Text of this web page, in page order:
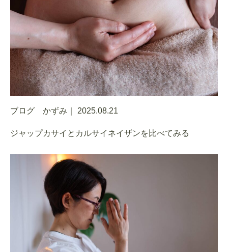
ブログ かずみ｜ 2025.08.21
ジャップカサイとカルサイネイザンを比べてみる